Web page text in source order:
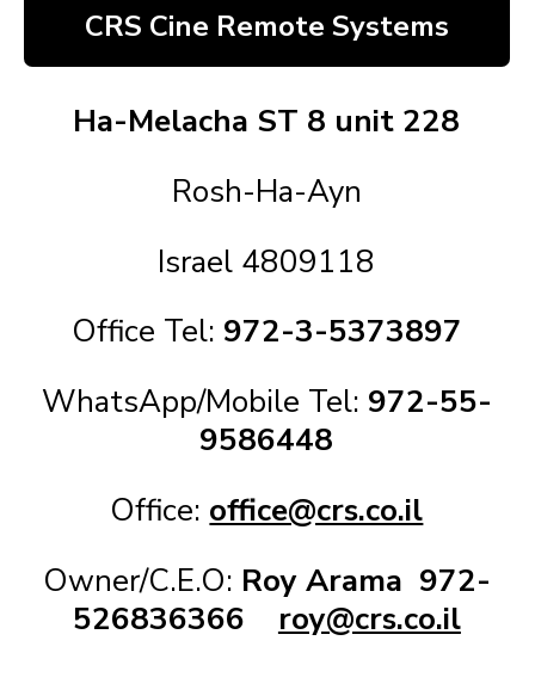
CRS Cine Remote Systems
Ha-Melacha ST 8 unit 228
Rosh-Ha-Ayn
Israel 4809118
Office Tel: 972-3-5373897
WhatsApp/Mobile Tel: 972-55-
9586448
Office: office@crs.co.il
Owner/C.E.O: Roy Arama 972-
526836366
roy@crs.co.il